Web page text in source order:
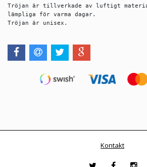
Tröjan är tillverkade av luftigt
lämpliga för varma dagar.
Tröjan är unisex.
Kontakt